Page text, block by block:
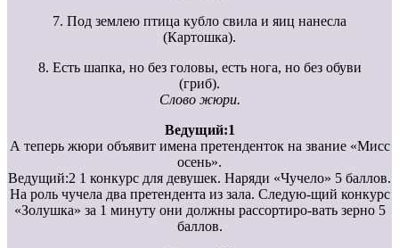
7. Под землею птица кубло свила и яиц нанесла
(Картошка).
8. Есть шапка, но без головы, есть нога, но без обуви
(гриб).
Слово жюри.
Ведущий:1
А теперь жюри объявит имена претенденток на звание «Мисс
осень».
Ведущий:2 1 конкурс для девушек. Наряди «Чучело» 5 баллов.
На роль чучела два претендента из зала. Следую-щий конкурс
«Золушка» за 1 минуту они должны рассортиро-вать зерно 5
баллов.